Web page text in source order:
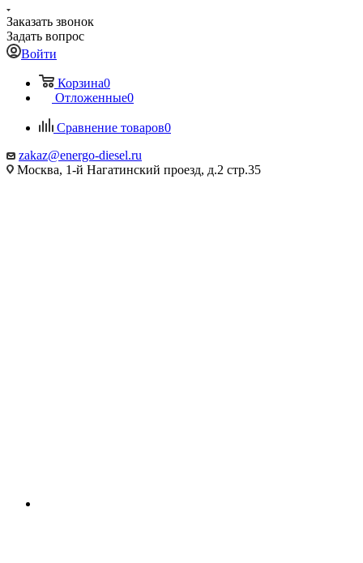
Заказать звонок
Задать вопрос
Войти
Корзина0
Отложенные0
Сравнение товаров0
zakaz@energo-diesel.ru
Москва, 1-й Нагатинский проезд, д.2 стр.35